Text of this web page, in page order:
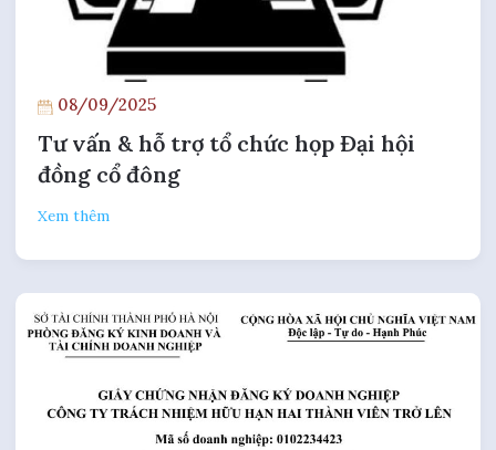
08/09/2025
Tư vấn & hỗ trợ tổ chức họp Đại hội
đồng cổ đông
Xem thêm